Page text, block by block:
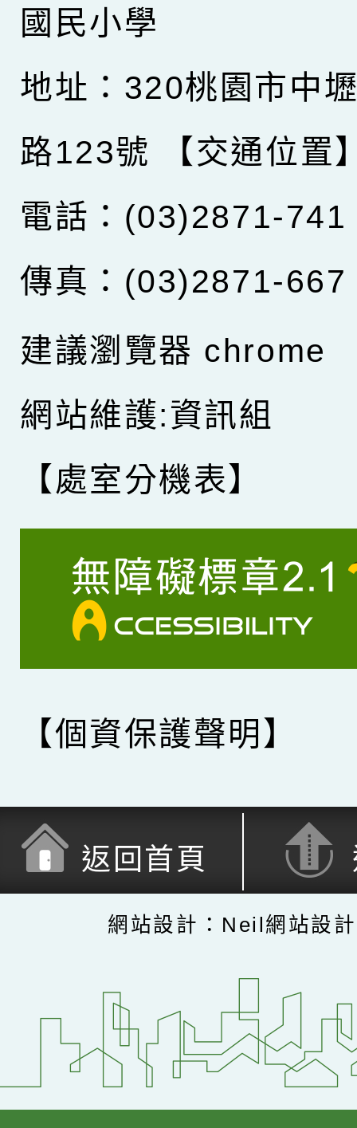
國民小學
地址：320桃園市中
路123號
【交通位置
電話：(03)2871-741
傳真：(03)2871-667
建議瀏覽器 chrome
網站維護:資訊組
【處室分機表】
【個資保護聲明】
返回首頁
網站設計：Neil網站設